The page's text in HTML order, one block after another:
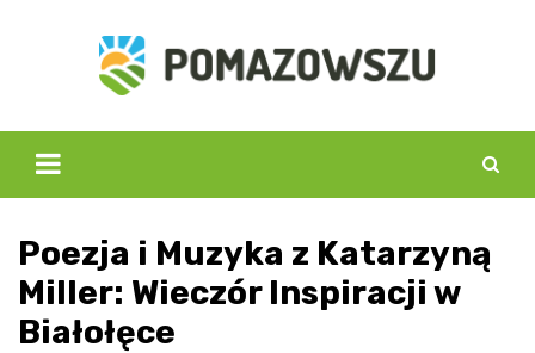
Poezja i Muzyka z Katarzyną
Miller: Wieczór Inspiracji w
Białołęce